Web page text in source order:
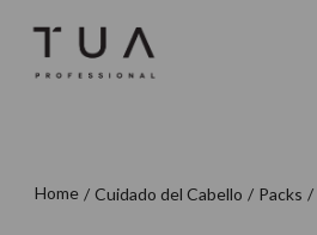
Cuidado del Cabello Packs